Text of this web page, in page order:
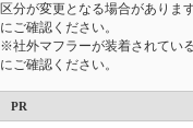
区分が変更となる場合がありま
にご確認ください。
※社外マフラーが装着されてい
にご確認ください。
PR